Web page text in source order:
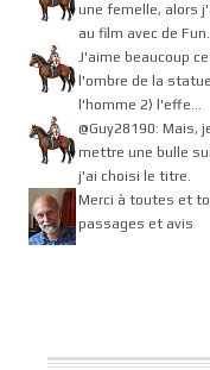
une femelle, alors
au film avec de
J'aime beaucoup
l'ombre de la
l'homme 2) l'effe...
@Guy28190: Mais,
mettre une bulle
j'ai choisi le titre.
Merci à toutes et
passages et avis